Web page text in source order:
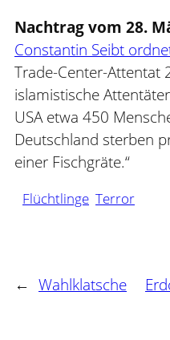
Nachtrag vom 28.
Constantin Seibt
Trade-Center-Attentat
islamistische
USA etwa 450
Deutschland sterben
einer Fischgräte.“
Flüchtlinge Terror
← Wahlklatsche